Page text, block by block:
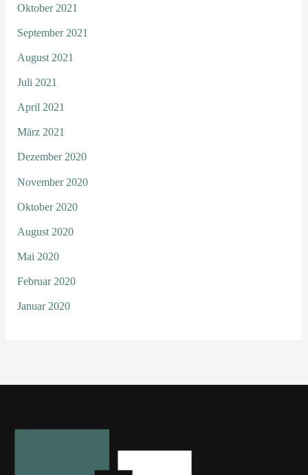
Oktober 2021
September 2021
August 2021
Juli 2021
April 2021
März 2021
Dezember 2020
November 2020
Oktober 2020
August 2020
Mai 2020
Februar 2020
Januar 2020